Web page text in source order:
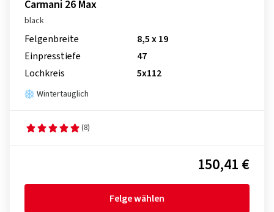
Carmani 26 Max
black
Felgenbreite
8,5 x 19
Einpresstiefe
47
Lochkreis
5x112
Wintertauglich
(8)
150,41 €
Felge wählen